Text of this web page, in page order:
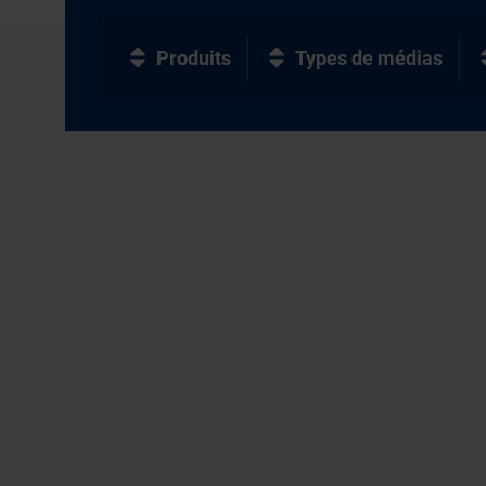
Produits Types de médias